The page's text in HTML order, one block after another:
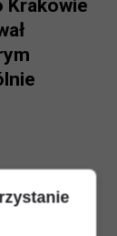
Krakowie